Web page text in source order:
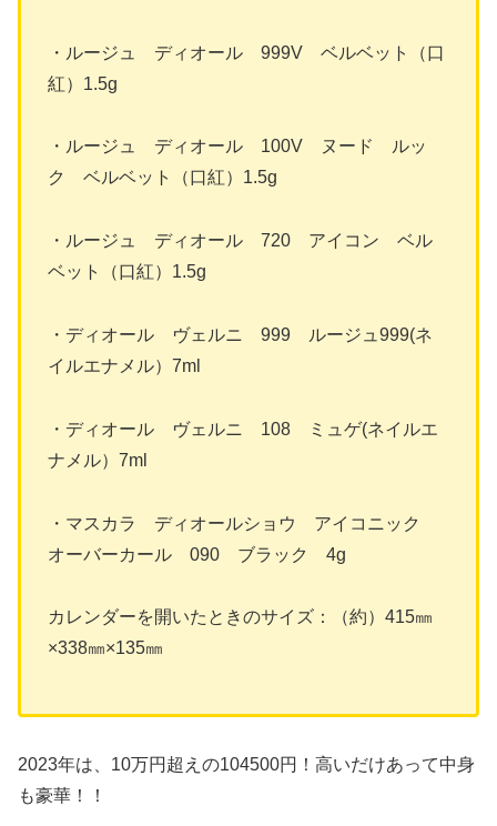
・ルージュ ディオール 999V ベルベット（口
紅）1.5g
・ルージュ ディオール 100V ヌード ルッ
ク ベルベット（口紅）1.5g
・ルージュ ディオール 720 アイコン ベル
ベット（口紅）1.5g
・ディオール ヴェルニ 999 ルージュ999(ネ
イルエナメル）7ml
・ディオール ヴェルニ 108 ミュゲ(ネイルエ
ナメル）7ml
・マスカラ ディオールショウ アイコニック
オーバーカール 090 ブラック 4g
カレンダーを開いたときのサイズ：（約）415㎜
×338㎜×135㎜
2023年は、10万円超えの104500円！高いだけあって中身
も豪華！！